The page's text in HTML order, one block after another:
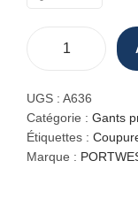
q
a
n
t
i
UGS : A636
Catégorie : Gants
Étiquettes :
Marque :